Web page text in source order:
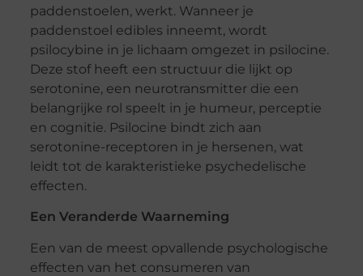
paddenstoelen, werkt. Wanneer je
paddenstoel edibles inneemt, wordt
psilocybine in je lichaam omgezet in psilocine.
Deze stof heeft een structuur die lijkt op
serotonine, een neurotransmitter die een
belangrijke rol speelt in je humeur, perceptie
en cognitie. Psilocine bindt zich aan
serotonine-receptoren in je hersenen, wat
leidt tot de karakteristieke psychedelische
effecten.
Een Veranderde Waarneming
Een van de meest opvallende psychologische
effecten van het consumeren van